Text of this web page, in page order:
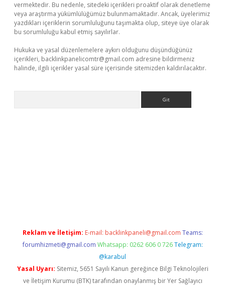
vermektedir. Bu nedenle, sitedeki içerikleri proaktif olarak denetleme
veya araştırma yükümlülüğümüz bulunmamaktadır. Ancak, üyelerimiz
yazdıkları içeriklerin sorumluluğunu taşımakta olup, siteye üye olarak
bu sorumluluğu kabul etmiş sayılırlar.
Hukuka ve yasal düzenlemelere aykırı olduğunu düşündüğünüz
içerikleri, backlinkpanelicomtr@gmail.com adresine bildirmeniz
halinde, ilgili içerikler yasal süre içerisinde sitemizden kaldırılacaktır.
Reklam ve İletişim: E-mail: backlinkpaneli@gmail.com Teams:
forumhizmeti@gmail.com Whatsapp: 0262 606 0 726 Telegram:
@karabul
Yasal Uyarı: Sitemiz, 5651 Sayılı Kanun gereğince Bilgi Teknolojileri
ve İletişim Kurumu (BTK) tarafından onaylanmış bir Yer Sağlayıcı